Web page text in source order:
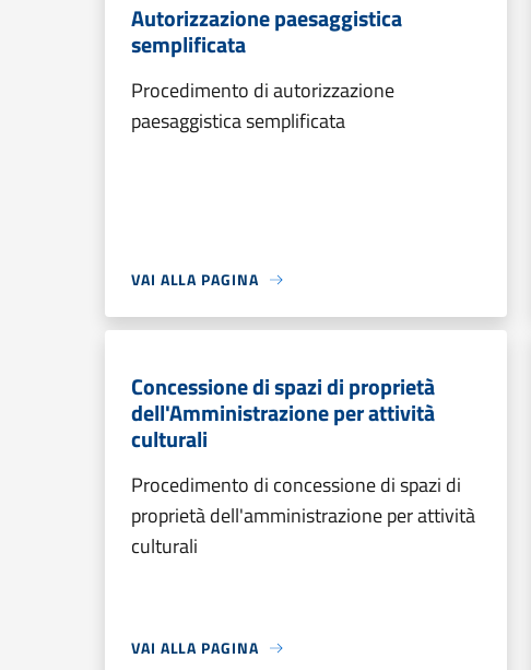
Autorizzazione paesaggistica
semplificata
Procedimento di autorizzazione
paesaggistica semplificata
VAI ALLA PAGINA
Concessione di spazi di proprietà
dell'Amministrazione per attività
culturali
Procedimento di concessione di spazi di
proprietà dell'amministrazione per attività
culturali
VAI ALLA PAGINA